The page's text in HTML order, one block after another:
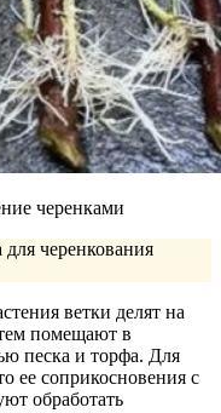
черенками
черенкования
ветки делят на
помещают в
песка и торфа. Для
ее соприкосновения с
обработать